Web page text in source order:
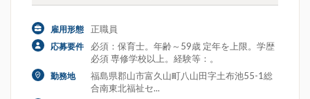
雇用形態 正職員
応募要件
必須：保育士。年齢～59歳 定年を上限。学歴
必須 専修学校以上。経験等：。
勤務地
福島県郡山市富久山町八山田字土布池55-1総
合南東北福祉セ...